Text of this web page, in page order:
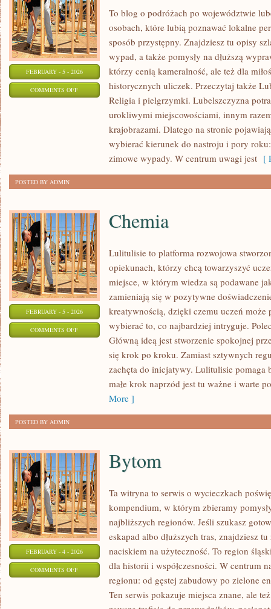
FEBRUARY - 5 - 2026
COMMENTS OFFON
PIELGRZYMKI
To blog o podróżach po województwie
osobach, które lubią poznawać lokalne
sposób przystępny. Znajdziesz tu opisy
wypad, a także pomysły na dłuższą
którzy cenią kameralność, ale też dla
historycznych uliczek. Przeczytaj także
Religia i pielgrzymki. Lubelszczyzna
urokliwymi miejscowościami, innym
krajobrazami. Dlatego na stronie
wybierać kierunek do nastroju i pory
zimowe wypady. W centrum uwagi jest [
POSTED BY ADMIN
FEBRUARY - 5 - 2026
COMMENTS OFFON
Chemia
Lulitulisie to platforma rozwojowa
opiekunach, którzy chcą towarzyszyć
miejsce, w którym wiedza są podawane
zamieniają się w pozytywne
kreatywnością, dzięki czemu uczeń może
wybierać to, co najbardziej intryguje.
Główną ideą jest stworzenie spokojnej
się krok po kroku. Zamiast sztywnych
zachęta do inicjatywy. Lulitulisie pomaga
małe krok naprzód jest tu ważne i warte
More ]
POSTED BY ADMIN
FEBRUARY - 4 - 2026
COMMENTS OFFON
Bytom
Ta witryna to serwis o wycieczkach
kompendium, w którym zbieramy
najbliższych regionów. Jeśli szukasz
eskapad albo dłuższych tras, znajdziesz
naciskiem na użyteczność. To region
dla historii i współczesności. W centrum
regionu: od gęstej zabudowy po zielone
Ten serwis pokazuje miejsca znane, ale